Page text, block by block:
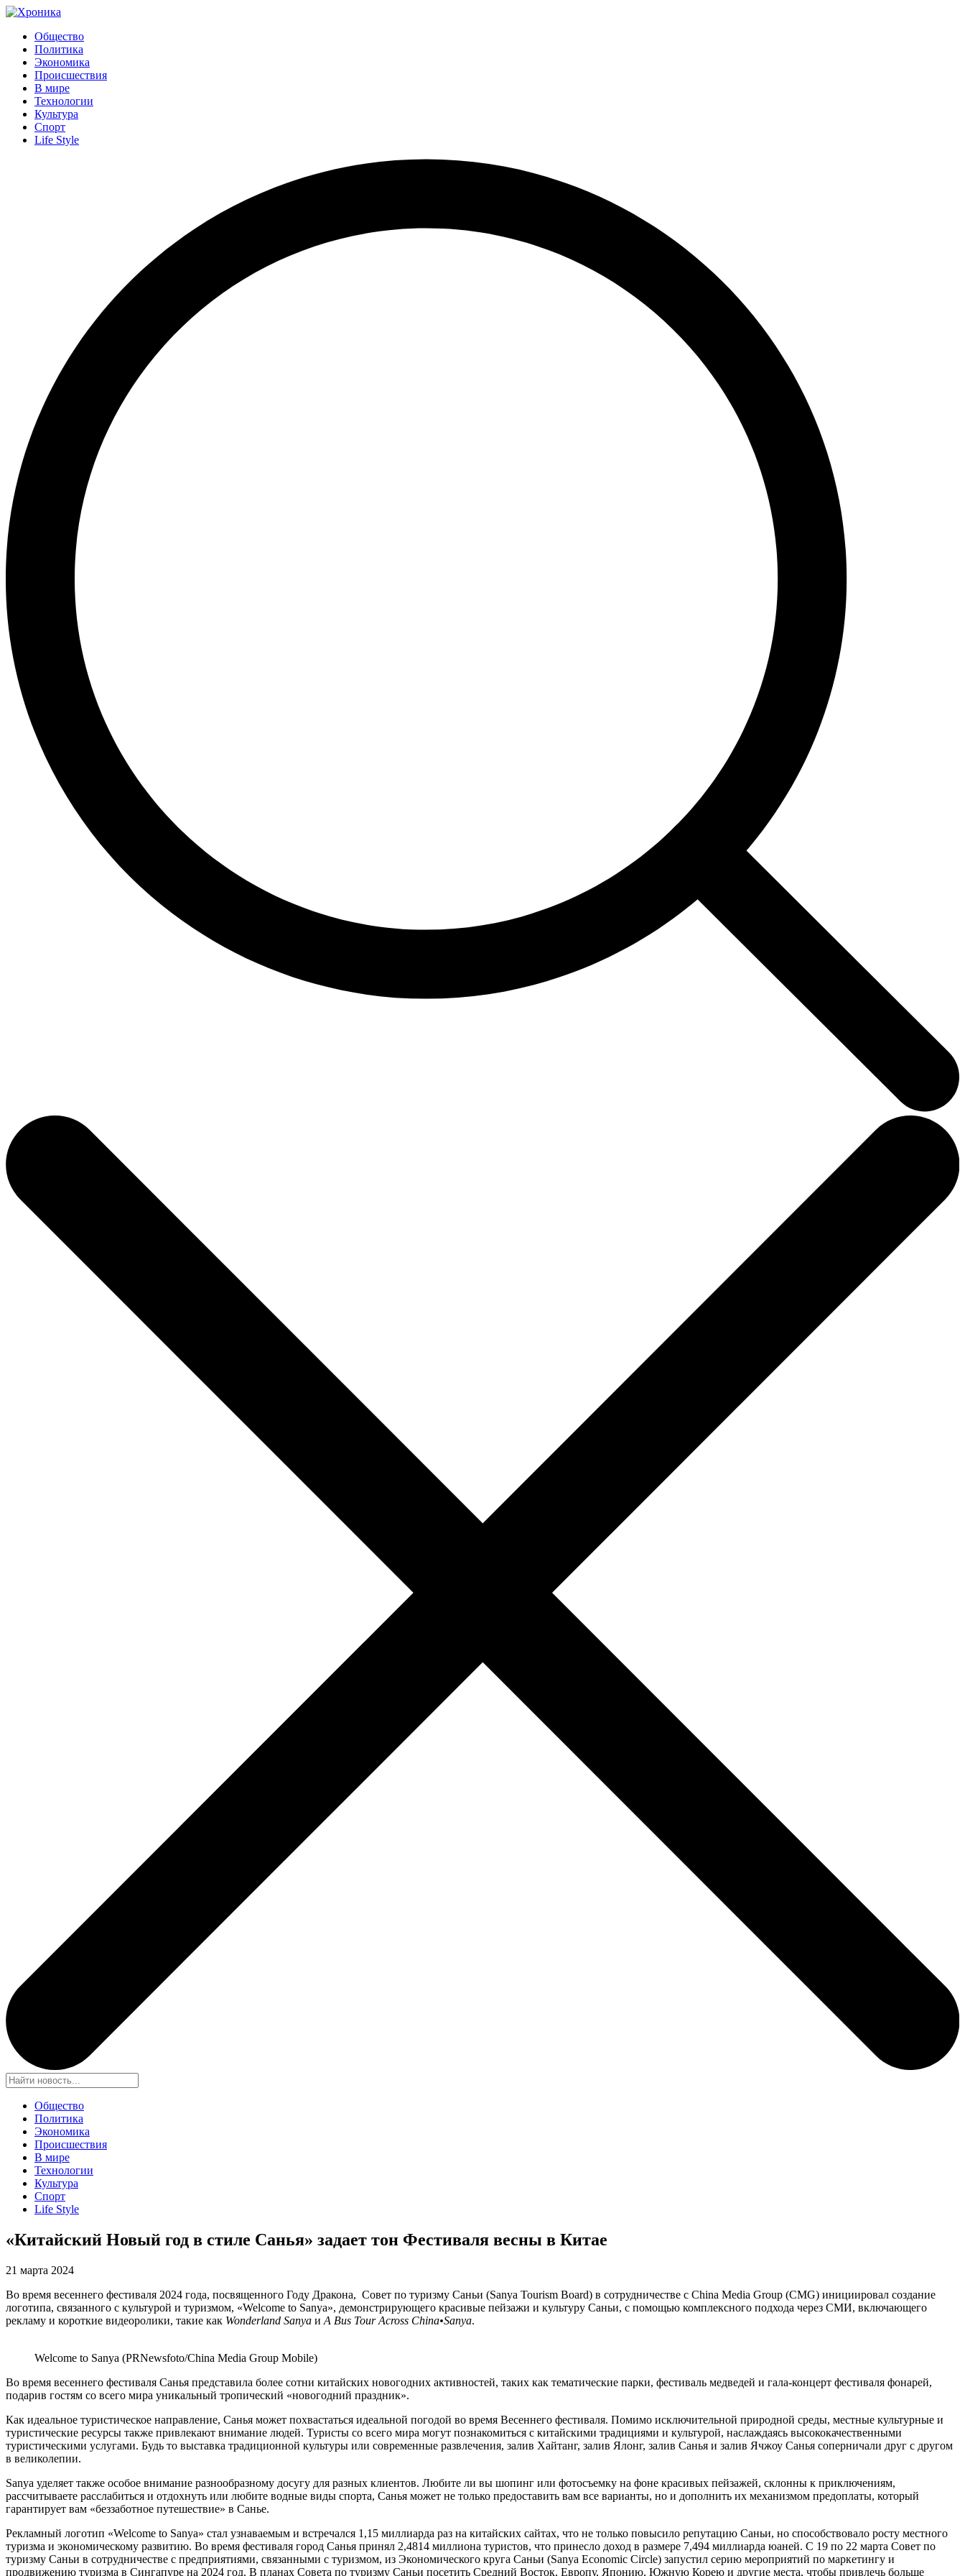
Общество
Политика
Экономика
Происшествия
В мире
Технологии
Культура
Спорт
Life Style
Общество
Политика
Экономика
Происшествия
В мире
Технологии
Культура
Спорт
Life Style
«Китайский Новый год в стиле Санья» задает тон Фестиваля весны в Китае
21 марта 2024
Во время весеннего фестиваля 2024 года, посвященного Году Дракона, Совет по туризму Саньи (Sanya Tourism Board) в сотрудничестве с China Media Group (CMG) инициировал создание
логотипа, связанного с культурой и туризмом, «Welcome to Sanya», демонстрирующего красивые пейзажи и культуру Саньи, с помощью комплексного подхода через СМИ, включающего
рекламу и короткие видеоролики, такие как Wonderland Sanya и A Bus Tour Across China•Sanya.
Welcome to Sanya (PRNewsfoto/China Media Group Mobile)
Во время весеннего фестиваля Санья представила более сотни китайских новогодних активностей, таких как тематические парки, фестиваль медведей и гала-концерт фестиваля фонарей,
подарив гостям со всего мира уникальный тропический «новогодний праздник».
Как идеальное туристическое направление, Санья может похвастаться идеальной погодой во время Весеннего фестиваля. Помимо исключительной природной среды, местные культурные и
туристические ресурсы также привлекают внимание людей. Туристы со всего мира могут познакомиться с китайскими традициями и культурой, наслаждаясь высококачественными
туристическими услугами. Будь то выставка традиционной культуры или современные развлечения, залив Хайтанг, залив Ялонг, залив Санья и залив Ячжоу Санья соперничали друг с другом
в великолепии.
Sanya уделяет также особое внимание разнообразному досугу для разных клиентов. Любите ли вы шопинг или фотосъемку на фоне красивых пейзажей, склонны к приключениям,
рассчитываете расслабиться и отдохнуть или любите водные виды спорта, Санья может не только предоставить вам все варианты, но и дополнить их механизмом предоплаты, который
гарантирует вам «беззаботное путешествие» в Санье.
Рекламный логотип «Welcome to Sanya» стал узнаваемым и встречался 1,15 миллиарда раз на китайских сайтах, что не только повысило репутацию Саньи, но способствовало росту местного
туризма и экономическому развитию. Во время фестиваля город Санья принял 2,4814 миллиона туристов, что принесло доход в размере 7,494 миллиарда юаней. С 19 по 22 марта Совет по
туризму Саньи в сотрудничестве с предприятиями, связанными с туризмом, из Экономического круга Саньи (Sanya Economic Circle) запустил серию мероприятий по маркетингу и
продвижению туризма в Сингапуре на 2024 год. В планах Совета по туризму Саньи посетить Средний Восток, Европу, Японию, Южную Корею и другие места, чтобы привлечь больше